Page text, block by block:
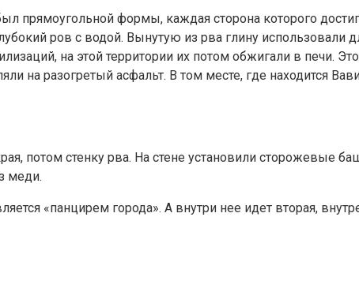
прямоугольной формы, каждая сторона которого
ров с водой. Вынутую из рва глину использовали
на этой территории их потом обжигали в печи.
на разогретый асфальт. В том месте, где находится
стенку рва. На стене установили сторожевые
меди.
«панцирем города». А внутри нее идет вторая,